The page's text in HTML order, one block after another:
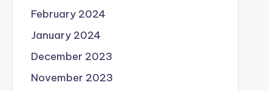
February 2024
January 2024
December 2023
November 2023